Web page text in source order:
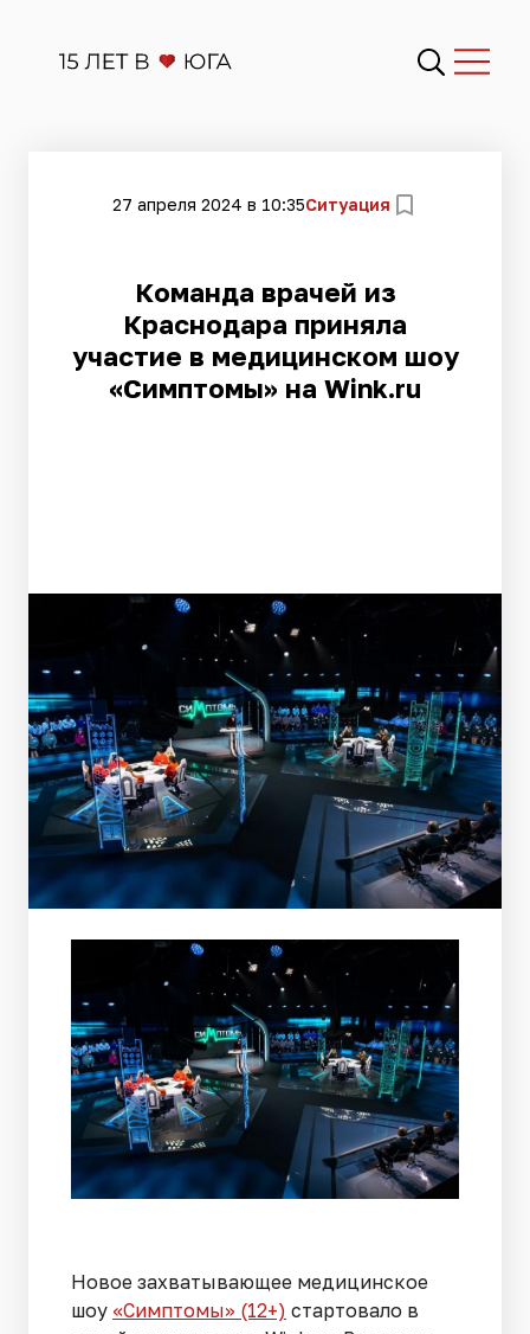
27 апреля 2024 в 10:35Ситуация
Команда врачей из
Краснодара приняла
участие в медицинском шоу
«Симптомы» на Wink.ru
Новое захватывающее медицинское
шоу «Симптомы» (12+) стартовало в